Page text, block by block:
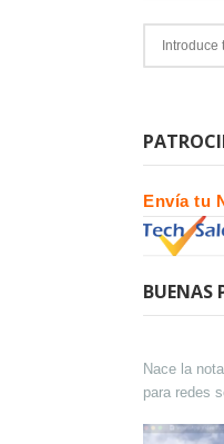
Envía tu
BUENAS
Nace la
para redes